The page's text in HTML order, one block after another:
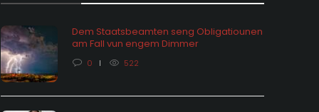
Dem Staatsbeamten seng Obligatiounen
am Fall vun engem Dimmer
0 522